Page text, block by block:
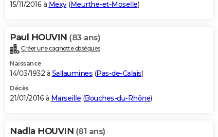
15/11/2016 à Mexy(Meurthe-et-Moselle)
Paul HOUVIN (83 ans)
Créer une cagnotte obsèques
Naissance
14/03/1932 à Sallaumines (Pas-de-Calais)
Décès
21/01/2016 à Marseille (Bouches-du-Rhône)
Nadia HOUVIN (81 ans)